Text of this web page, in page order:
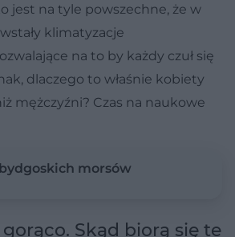
jest na tyle powszechne, że w
klimatyzacje
na to by każdy czuł się
dlaczego to właśnie kobiety
mężczyźni? Czas na naukowe
morsów
Skąd biorą się te